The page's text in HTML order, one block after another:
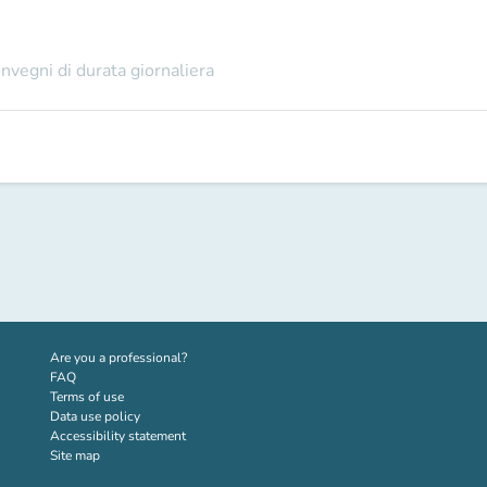
di durata giornaliera
Are you a professional?(new tab)
FAQ
Terms of use
Data use policy
Accessibility statement
Site map